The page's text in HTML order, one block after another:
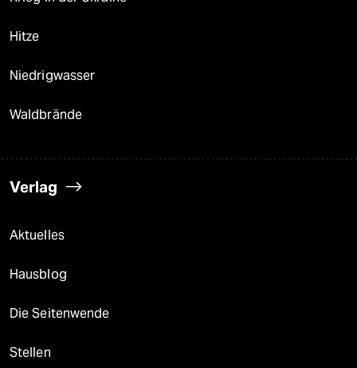
Hitze
Niedrigwasser
Waldbrände
Verlag
Aktuelles
Hausblog
Die Seitenwende
Stellen